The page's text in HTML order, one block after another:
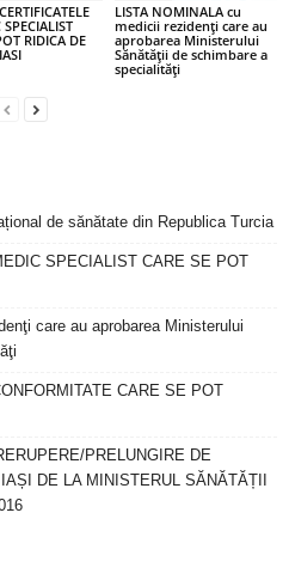
RIDICA DE
LISTA NOMINALA cu
medicii rezidenţi care au
aprobarea Ministerului
Sănătăţii de schimbare a
specialităţi
de sănătate din Republica Turcia
SPECIALIST CARE SE POT
care au aprobarea Ministerului
CARE SE POT
PRELUNGIRE DE
DE LA MINISTERUL SĂNĂTĂȚII